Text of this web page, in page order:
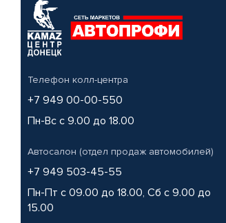
Телефон колл-центра
+7 949 00-00-550
Пн-Вс с 9.00 до 18.00
Автосалон (отдел продаж автомобилей)
+7 949 503-45-55
Пн-Пт с 09.00 до 18.00, Сб с 9.00 до
15.00